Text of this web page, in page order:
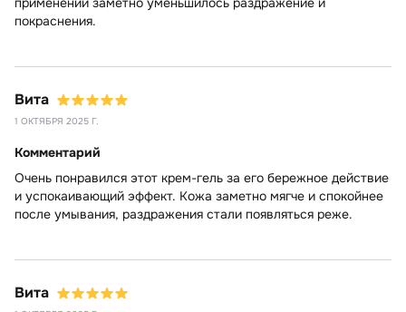
покраснения.
Вита
1 ОКТЯБРЯ 2025 Г.
Комментарий
Очень понравился этот крем-гель за его бережное действие
и успокаивающий эффект. Кожа заметно мягче и спокойнее
после умывания, раздражения стали появляться реже.
Вита